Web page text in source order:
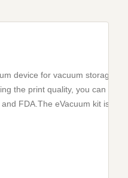
device for vacuum storage
the print quality, you can
FDA.The eVacuum kit is